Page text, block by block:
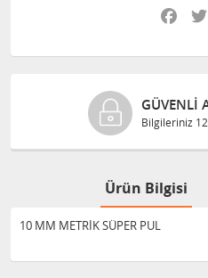
GÜVENLI
Bilgileriniz
Ürün Bilgisi
10 MM METRİK SÜPER PUL